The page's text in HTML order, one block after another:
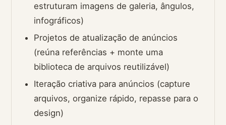
estruturam imagens de galeria, ângulos,
infográficos)
Projetos de atualização de anúncios
(reúna referências + monte uma
biblioteca de arquivos reutilizável)
Iteração criativa para anúncios (capture
arquivos, organize rápido, repasse para o
design)